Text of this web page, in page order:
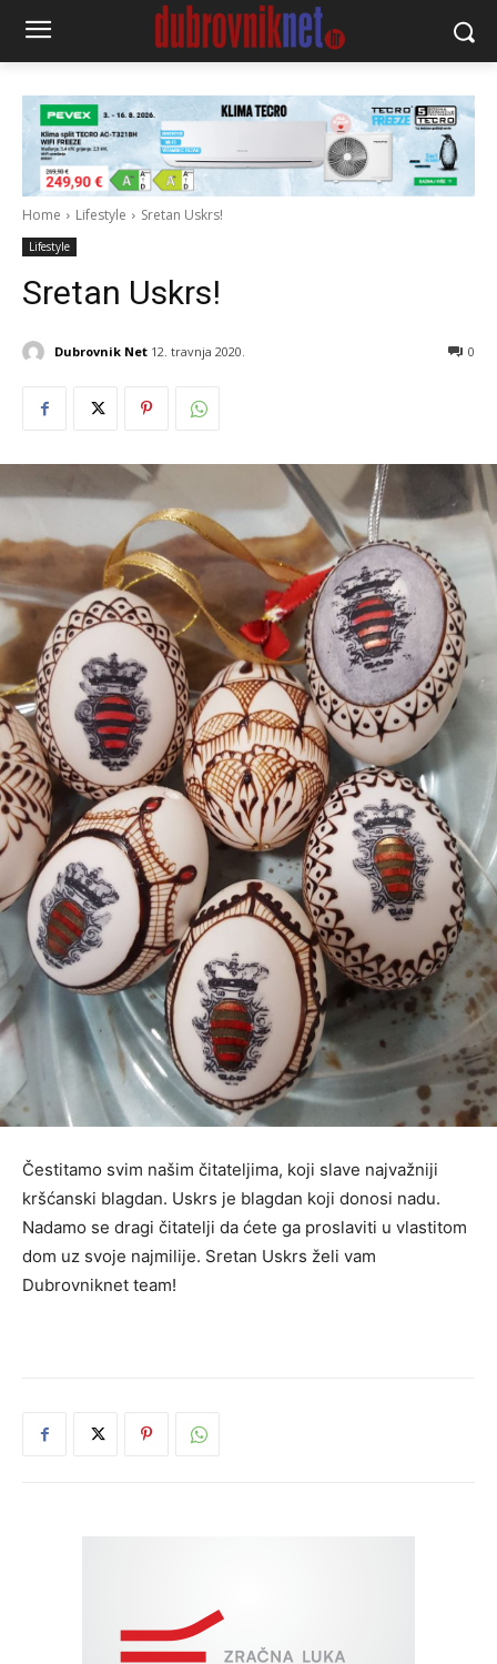
Home Lifestyle Sretan Uskrs!
Lifestyle
Sretan Uskrs!
Dubrovnik Net 12. travnja 2020. 0
Čestitamo svim našim čitateljima, koji slave najvažniji
kršćanski blagdan. Uskrs je blagdan koji donosi nadu.
Nadamo se dragi čitatelji da ćete ga proslaviti u vlastitom
dom uz svoje najmilije. Sretan Uskrs želi vam
Dubrovniknet team!